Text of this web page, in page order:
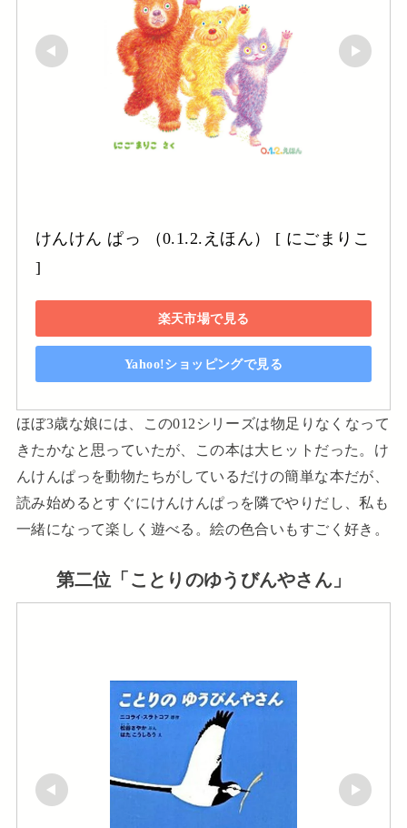
けんけん ぱっ （0.1.2.えほん） [ にごまりこ
]
楽天市場で見る
Yahoo!ショッピングで見る
ほぼ3歳な娘には、この012シリーズは物足りなくなって
きたかなと思っていたが、この本は大ヒットだった。け
んけんぱっを動物たちがしているだけの簡単な本だが、
読み始めるとすぐにけんけんぱっを隣でやりだし、私も
一緒になって楽しく遊べる。絵の色合いもすごく好き。
第二位「ことりのゆうびんやさん」